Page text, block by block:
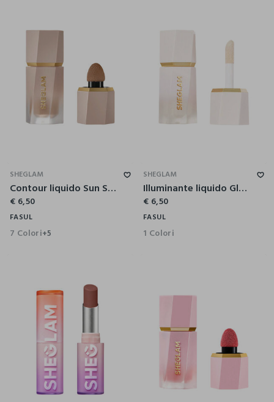
SHEGLAM
Contour liquido Sun Sculpt – Clay
€ 6,50
FASUL
7 Colori+5
SHEGLAM
Illuminante liquido Glow Bloom – Vanilla Frost
€ 6,50
FASUL
1 Colori